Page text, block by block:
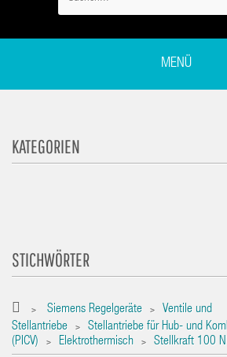
MENÜ
KATEGORIEN
STICHWÖRTER
> Siemens Regelgeräte >
Ventile und
Stellantriebe
>
Stellantriebe für Hub- und
(PICV)
> Elektrothermisch > Stellkraft 100